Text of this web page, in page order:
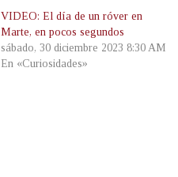
VIDEO: El día de un róver en
Marte, en pocos segundos
sábado, 30 diciembre 2023 8:30 AM
En «Curiosidades»